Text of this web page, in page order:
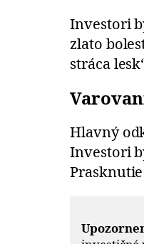
Investori
zlato
stráca
Hlavný
Investori